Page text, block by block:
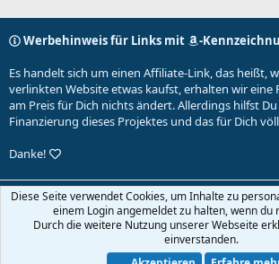
Werbehinweis für Links mit
-
Es handelt sich um einen Affiliate-Link, das heißt,
verlinkten Website etwas kaufst, erhalten wir eine
am Preis für Dich nichts ändert. Allerdings hilfst
Finanzierung dieses Projektes und das für Dich
Danke!
Default-Theme
Nutzungsbedingungen
Datenschutz Hilfe
Diese Seite verwendet Cookies, um Inhalte zu
einem Login angemeldet zu halten, wenn du
Durch die weitere Nutzung unserer Webseite
einverstanden.